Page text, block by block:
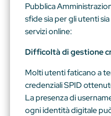
Pubblica
sfide sia per gli utenti
servizi online:
Difficoltà di gestione
Molti utenti faticano a
credenziali SPID
La presenza di
ogni identità digitale